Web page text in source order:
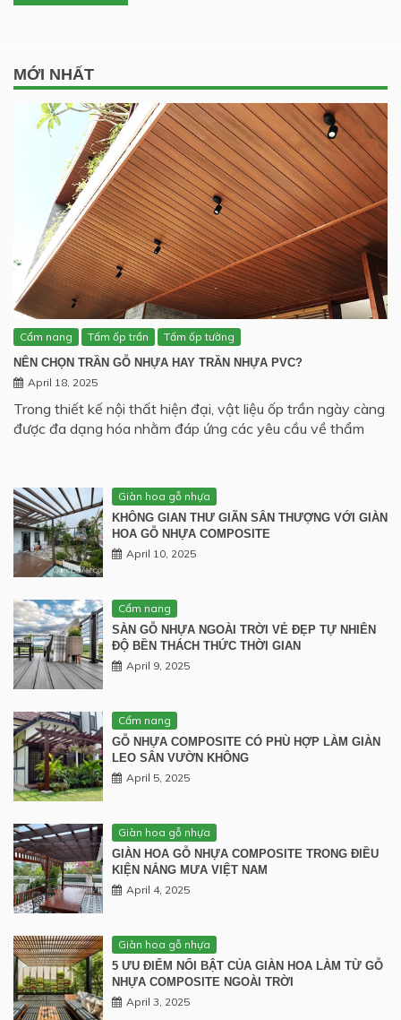
MỚI NHẤT
Cẩm nang Tấm ốp trần
Tấm ốp tường
NÊN CHỌN TRẦN GỖ NHỰA HAY TRẦN NHỰA PVC?
April 18, 2025
Trong thiết kế nội thất hiện đại, vật liệu ốp trần ngày càng
được đa dạng hóa nhằm đáp ứng các yêu cầu về thẩm
Giàn hoa gỗ nhựa
KHÔNG GIAN THƯ GIÃN SÂN THƯỢNG VỚI GIÀN
HOA GỖ NHỰA COMPOSITE
April 10, 2025
Cẩm nang
SÀN GỖ NHỰA NGOÀI TRỜI VẺ ĐẸP TỰ NHIÊN
ĐỘ BỀN THÁCH THỨC THỜI GIAN
April 9, 2025
Cẩm nang
GỖ NHỰA COMPOSITE CÓ PHÙ HỢP LÀM GIÀN
LEO SÂN VƯỜN KHÔNG
April 5, 2025
Giàn hoa gỗ nhựa
GIÀN HOA GỖ NHỰA COMPOSITE TRONG ĐIỀU
KIỆN NẮNG MƯA VIỆT NAM
April 4, 2025
Giàn hoa gỗ nhựa
5 ƯU ĐIỂM NỔI BẬT CỦA GIÀN HOA LÀM TỪ GỖ
NHỰA COMPOSITE NGOÀI TRỜI
April 3, 2025